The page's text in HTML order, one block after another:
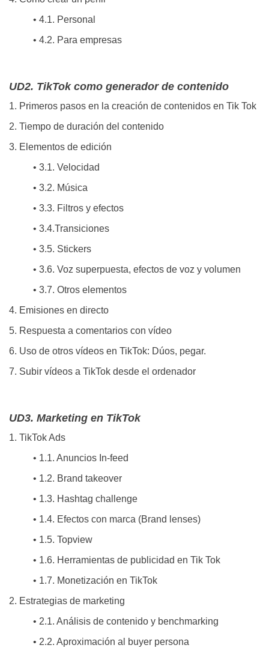
• 4.1. Personal
• 4.2. Para empresas
UD2. TikTok como generador de contenido
1. Primeros pasos en la creación de contenidos en Tik Tok
2. Tiempo de duración del contenido
3. Elementos de edición
• 3.1. Velocidad
• 3.2. Música
• 3.3. Filtros y efectos
• 3.4.Transiciones
• 3.5. Stickers
• 3.6. Voz superpuesta, efectos de voz y volumen
• 3.7. Otros elementos
4. Emisiones en directo
5. Respuesta a comentarios con vídeo
6. Uso de otros vídeos en TikTok: Dúos, pegar.
7. Subir vídeos a TikTok desde el ordenador
UD3. Marketing en TikTok
1. TikTok Ads
• 1.1. Anuncios In-feed
• 1.2. Brand takeover
• 1.3. Hashtag challenge
• 1.4. Efectos con marca (Brand lenses)
• 1.5. Topview
• 1.6. Herramientas de publicidad en Tik Tok
• 1.7. Monetización en TikTok
2. Estrategias de marketing
• 2.1. Análisis de contenido y benchmarking
• 2.2. Aproximación al buyer persona